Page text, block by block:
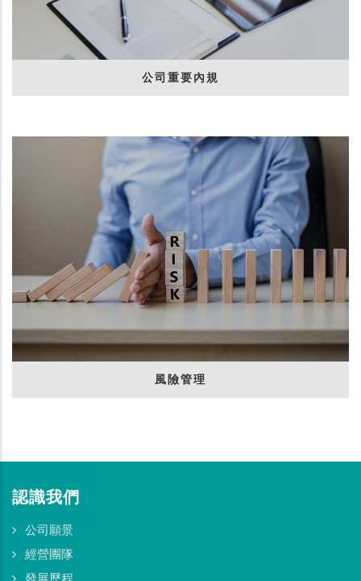
公司重要內規
風險管理
認識我們
公司願景
經營團隊